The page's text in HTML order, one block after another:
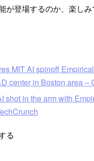
が登場するのか、楽しみ
MIT AI spinoff
center in Boston area –
shot in the arm with
る